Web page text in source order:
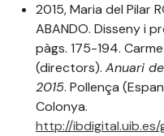
2015, Maria del Pilar
ABANDO. Disseny i
pàgs. 175-194. Carme
(directors). Anuari
2015. Pollença
Colonya.
http://